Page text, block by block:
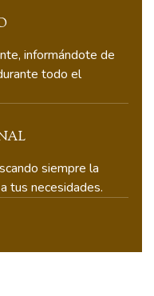
informándote de
todo el
siempre la
tus necesidades.